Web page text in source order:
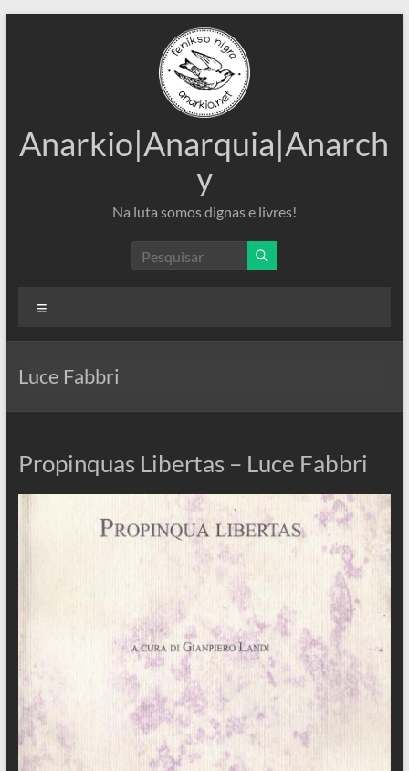
Anarkio|Anarquia|Anarch
y
Na luta somos dignas e livres!
Luce Fabbri
Propinquas Libertas – Luce Fabbri